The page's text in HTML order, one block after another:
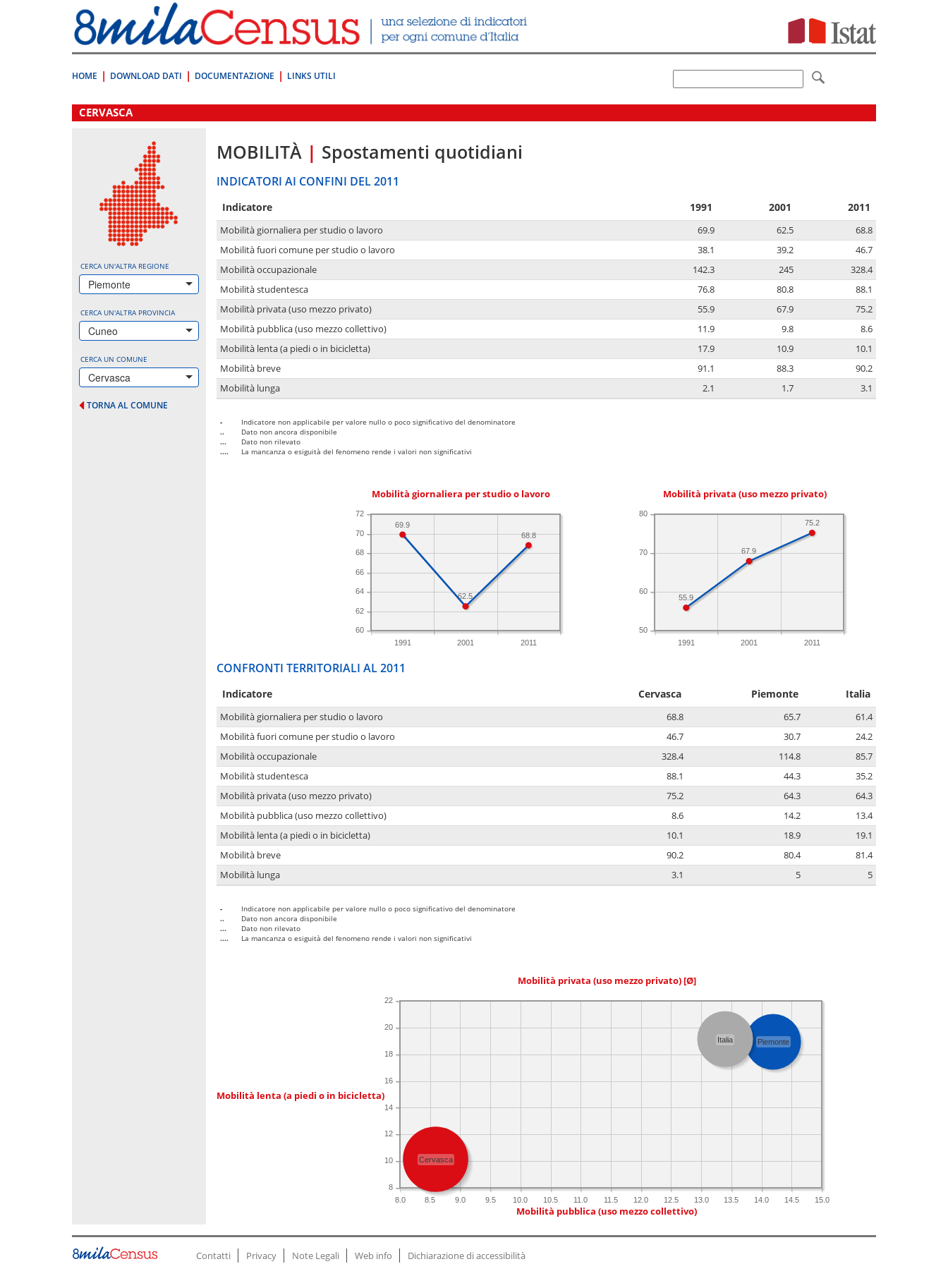
direttamente
a:
Contenuto
HOME DOWNLOAD DATI DOCUMENTAZIONE LINKS UTILI
.
CERVASCA
CERCA UN'ALTRA REGIONE
Piemonte
CERCA UN'ALTRA PROVINCIA
Cuneo
CERCA UN COMUNE
Cervasca
TORNA AL COMUNE
MOBILITÀ | Spostamenti quotidiani
INDICATORI AI CONFINI DEL 2011
Indicatore 1991 2001 2011
Mobilità giornaliera per studio o lavoro 69.9 62.5
68.8
Mobilità fuori comune per studio o lavoro
38.1 39.2
46.7
Mobilità occupazionale
142.3 245
328.4
Mobilità studentesca
76.8 80.8
88.1
Mobilità privata (uso mezzo privato)
55.9 67.9
75.2
Mobilità pubblica (uso mezzo collettivo)
11.9 9.8
8.6
Mobilità lenta (a piedi o in bicicletta)
17.9 10.9
10.1
Mobilità breve
91.1 88.3
90.2
Mobilità lunga
2.1 1.7 3.1
-
Indicatore non applicabile per valore nullo o poco significativo del denominatore
..
Dato non ancora disponibile
...
Dato non rilevato
....
La mancanza o esiguità del fenomeno rende i valori non significativi
Mobilità giornaliera per studio o lavoro
1991 2001 2011
60
62
64
66
68
70
72
68.8
62.5
69.9
Mobilità privata (uso mezzo privato)
1991 2001 2011
50
60
70
80
75.2
67.9
55.9
CONFRONTI TERRITORIALI AL 2011
Indicatore Cervasca Piemonte Italia
Mobilità giornaliera per studio o lavoro 68.8 65.7
61.4
Mobilità fuori comune per studio o lavoro
46.7 30.7
24.2
Mobilità occupazionale
328.4 114.8
85.7
Mobilità studentesca
88.1 44.3
35.2
Mobilità privata (uso mezzo privato)
75.2 64.3
64.3
Mobilità pubblica (uso mezzo collettivo)
8.6 14.2
13.4
Mobilità lenta (a piedi o in bicicletta)
10.1 18.9
19.1
Mobilità breve
90.2 80.4
81.4
Mobilità lunga
3.1 5 5
-
Indicatore non applicabile per valore nullo o poco significativo del denominatore
..
Dato non ancora disponibile
...
Dato non rilevato
....
La mancanza o esiguità del fenomeno rende i valori non significativi
Mobilità privata (uso mezzo privato) [Ø]
Mobilità lenta (a piedi o in bicicletta)
8.0 8.5 9.0 9.5 10.0 10.5 11.0 11.5 12.0 12.5 13.0 13.5 14.0 14.5 15.0
8
10
12
14
16
18
20
22
Cervasca
Piemonte
Italia
Mobilità pubblica (uso mezzo collettivo)
Contatti Privacy Note Legali Web info Dichiarazione di accessibilità